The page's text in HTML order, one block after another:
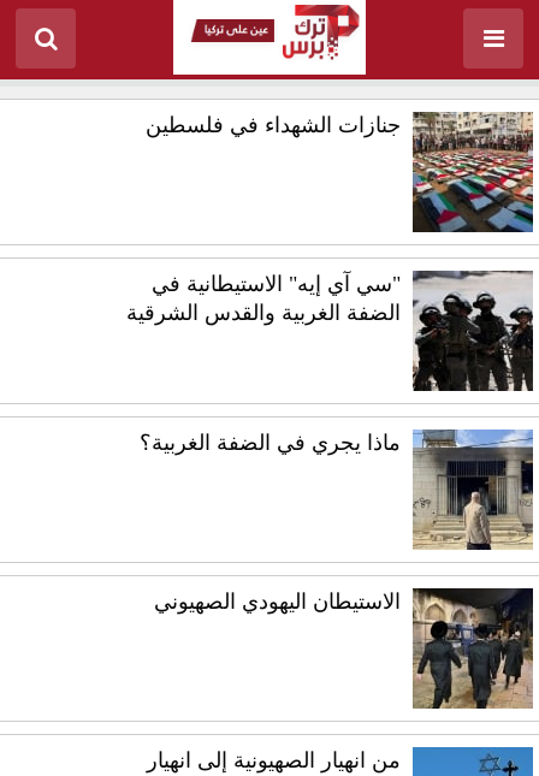
جنازات الشهداء في فلسطين
"سي آي إيه" الاستيطانية في
الضفة الغربية والقدس الشرقية
ماذا يجري في الضفة الغربية؟
الاستيطان اليهودي الصهيوني
من انهيار الصهيونية إلى انهيار